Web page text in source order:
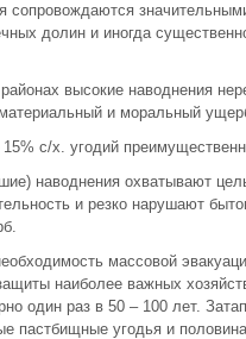
сопровождаются
долин и иногда
высокие наводнения
и моральный
15% с/х. угодий
наводнения охватывают
и резко нарушают
массовой
наиболее важных
один раз в 50 – 100 лет.
пастбищные угодья и